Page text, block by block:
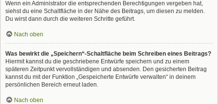
Wenn ein Administrator die entsprechenden Berechtigungen vergeben hat,
siehst du eine Schaltfläche in der Nähe des Beitrags, um diesen zu melden.
Du wirst dann durch die weiteren Schritte geführt.
Nach oben
Was bewirkt die „Speichern“-Schaltfläche beim Schreiben eines Beitrags?
Hiermit kannst du die geschriebene Entwürfe speichern und zu einem
späteren Zeitpunkt vervollständigen und absenden. Den gesicherten Beitrag
kannst du mit der Funktion „Gespeicherte Entwürfe verwalten“ in deinem
persönlichen Bereich erneut laden.
Nach oben